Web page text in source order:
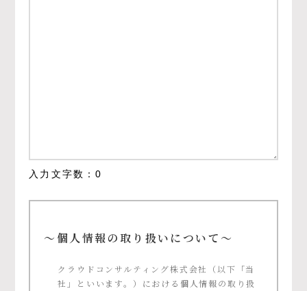
入力文字数： 0
～個人情報の取り扱いについて～
クラウドコンサルティング株式会社（以下「当
社」といいます。）における個人情報の取り扱